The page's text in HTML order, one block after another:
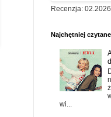
Recenzja: 02.2026
Najchętniej
wi...